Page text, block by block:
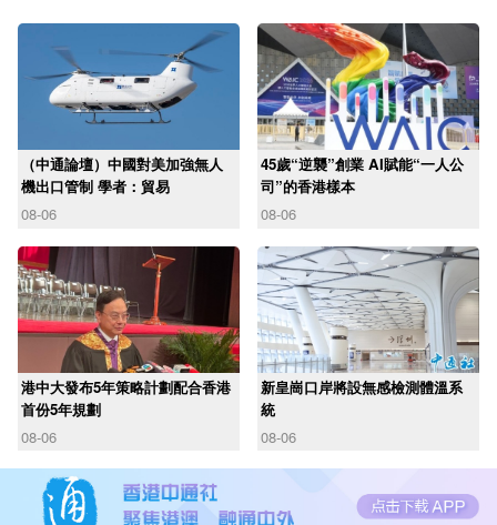
（中通論壇）中國對美加強無人
機出口管制 學者：貿易
08-06
45歲“逆襲”創業 AI賦能“一人公
司”的香港樣本
08-06
港中大發布5年策略計劃配合香港
首份5年規劃
08-06
新皇崗口岸將設無感檢測體溫系
統
08-06